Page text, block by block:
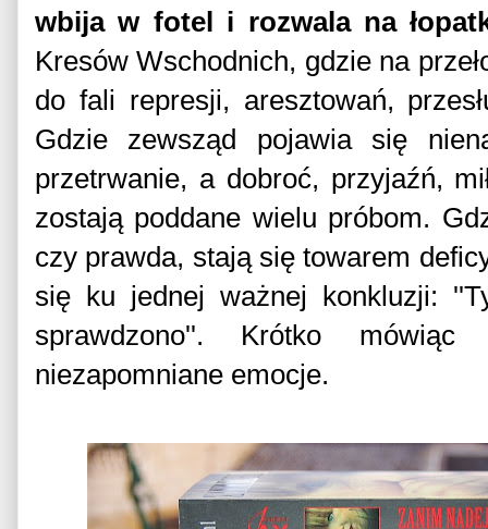
wbija w fotel i rozwala na
Kresów Wschodnich, gdzie na
do fali represji, aresztowań,
Gdzie zewsząd pojawia się
przetrwanie, a dobroć, przyjaźń,
zostają poddane wielu próbom.
czy prawda, stają się towarem
się ku jednej ważnej konkluzji:
sprawdzono''. Krótko
niezapomniane emocje.